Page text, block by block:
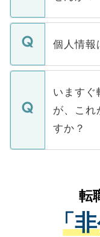
下記の理
ません。
■応募殺
関を公に
に、医療
みを人材
ています。
転職・入
ん。また
定を承諾
の辞退の
個人情報
個人情報
で、ご安
などで収
ご本人の
支援を目
ているす
は、個人
管理基準
る、プラ
いますぐ
が、これ
すか？
かがいし
経験をま
させてい
ない方に
転
「